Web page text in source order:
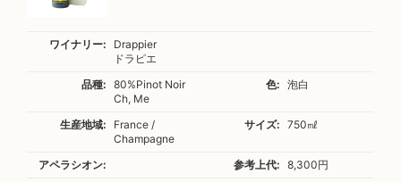
ワイナリー:
Drappier
ドラピエ
品種:
80%Pinot Noir
Ch, Me
色: 泡白
生産地域:
France /
Champagne
サイズ: 750㎖
アペラシオン: 参考上代: 8,300円